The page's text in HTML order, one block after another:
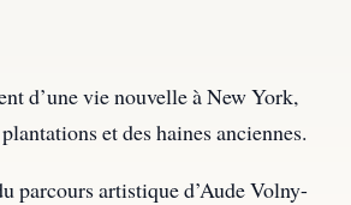
d’une vie nouvelle à New York,
et des haines anciennes.
parcours artistique d’Aude Volny-